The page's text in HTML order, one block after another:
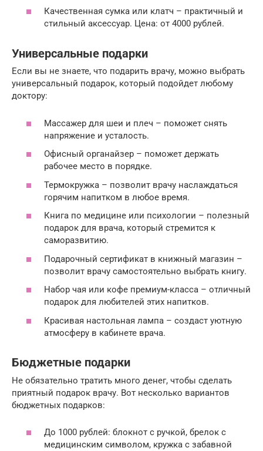
Качественная сумка или клатч – практичный и
стильный аксессуар. Цена: от 4000 рублей.
Универсальные подарки
Если вы не знаете, что подарить врачу, можно выбрать
универсальный подарок, который подойдет любому
доктору:
Массажер для шеи и плеч – поможет снять
напряжение и усталость.
Офисный органайзер – поможет держать
рабочее место в порядке.
Термокружка – позволит врачу наслаждаться
горячим напитком в любое время.
Книга по медицине или психологии – полезный
подарок для врача, который стремится к
саморазвитию.
Подарочный сертификат в книжный магазин –
позволит врачу самостоятельно выбрать книгу.
Набор чая или кофе премиум-класса – отличный
подарок для любителей этих напитков.
Красивая настольная лампа – создаст уютную
атмосферу в кабинете врача.
Бюджетные подарки
Не обязательно тратить много денег, чтобы сделать
приятный подарок врачу. Вот несколько вариантов
бюджетных подарков:
До 1000 рублей: блокнот с ручкой, брелок с
медицинским символом, кружка с забавной